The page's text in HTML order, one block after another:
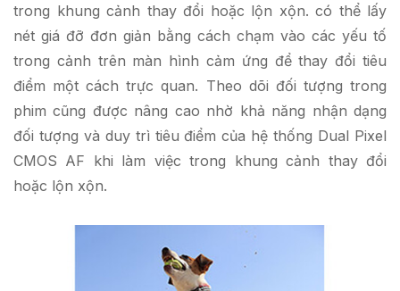
trong khung cảnh thay đổi hoặc lộn xộn. có thể lấy
nét giá đỡ đơn giản bằng cách chạm vào các yếu tố
trong cảnh trên màn hình cảm ứng để thay đổi tiêu
điểm một cách trực quan. Theo dõi đối tượng trong
phim cũng được nâng cao nhờ khả năng nhận dạng
đối tượng và duy trì tiêu điểm của hệ thống Dual Pixel
CMOS AF khi làm việc trong khung cảnh thay đổi
hoặc lộn xộn.